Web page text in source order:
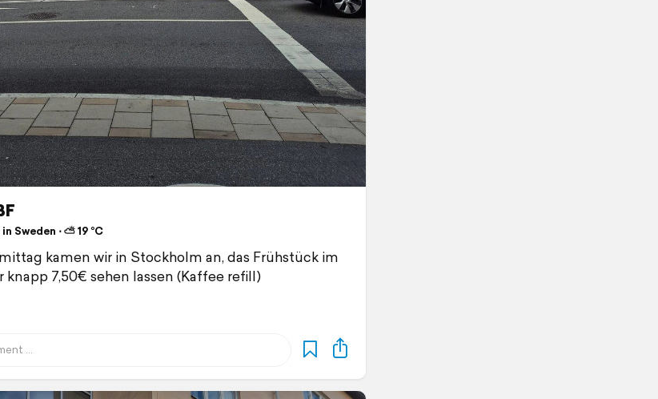
Sweden ⋅ ⛅ 19 °C
kamen wir in Stockholm an, das Frühstück im
knapp 7,50€ sehen lassen (Kaffee refill)